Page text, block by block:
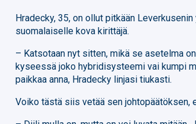
Hradecky, 35, on ollut pitkään
suomalaiselle kova kirittäjä.
– Katsotaan nyt sitten, mikä se asetelma
kyseessä joko hybridisysteemi vai kumpi
paikkaa anna, Hradecky linjasi tiukasti.
Voiko tästä siis vetää sen johtopäätöksen,